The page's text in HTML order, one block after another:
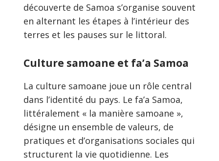
découverte de Samoa s’organise souvent
en alternant les étapes à l’intérieur des
terres et les pauses sur le littoral.
Culture samoane et fa’a Samoa
La culture samoane joue un rôle central
dans l’identité du pays. Le fa’a Samoa,
littéralement « la manière samoane »,
désigne un ensemble de valeurs, de
pratiques et d’organisations sociales qui
structurent la vie quotidienne. Les